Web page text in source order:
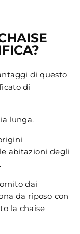
di questo
di
lunga.
abitazioni degli
dai
da riposo con
la chaise